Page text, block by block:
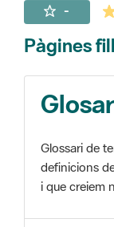
-
Pàgines
Glossari de
definicions
i que creiem